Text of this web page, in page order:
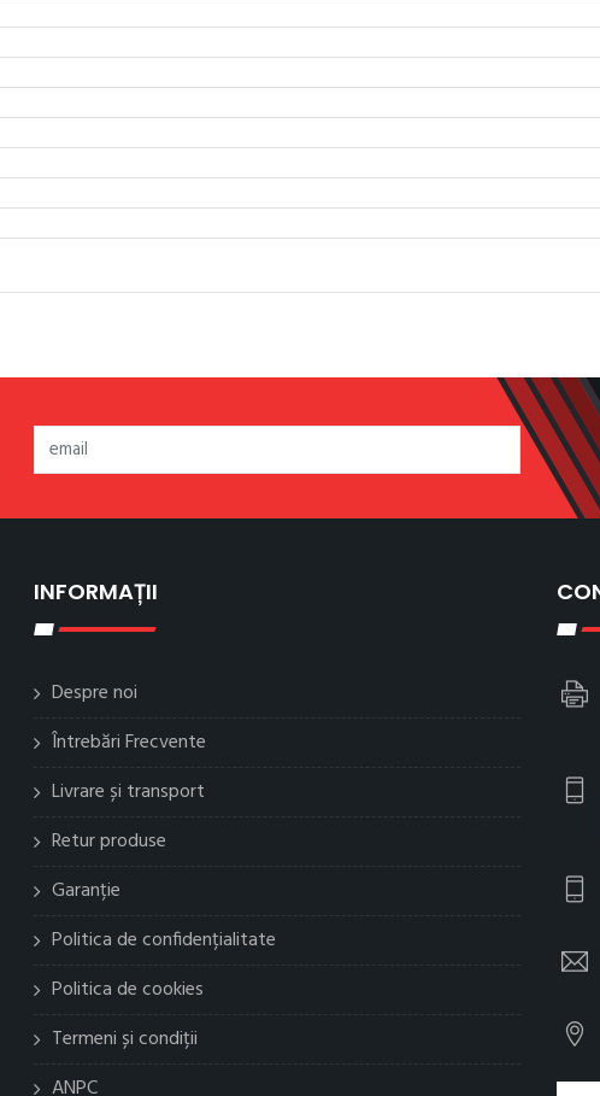
INFORMAȚII
Despre noi
Întrebări Frecvente
Livrare și transport
Retur produse
Garanție
Politica de confidențialitate
Politica de cookies
Termeni și condiții
ANPC